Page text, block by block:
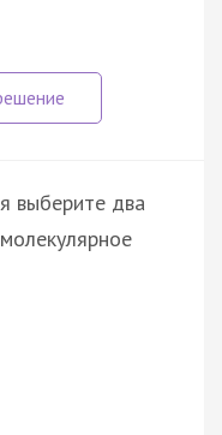
выберите два